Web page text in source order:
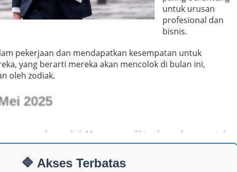
untuk urusan
profesional dan
bisnis.
pekerjaan dan mendapatkan kesempatan untuk
yang berarti mereka akan mencolok di bulan ini,
oleh zodiak.
2025
yang berzodiak Macan memiliki peluang besar untuk
mereka di lingkungan profesional.
🔷 Akses Terbatas